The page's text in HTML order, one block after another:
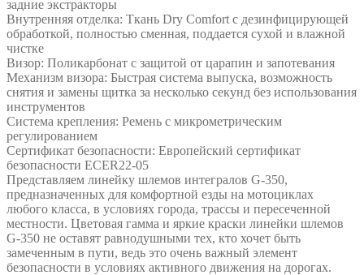
задние экстракторы
Внутренняя отделка: Ткань Dry Comfort с дезинфицирующей
обработкой, полностью сменная, поддается сухой и влажной
чистке
Визор: Поликарбонат с защитой от царапин и запотевания
Механизм визора: Быстрая система выпуска, возможность
снятия и замены щитка за несколько секунд без использования
инструментов
Система крепления: Ремень с микрометрическим
регулированием
Сертификат безопасности: Европейский сертификат
безопасности ECER22-05
Представляем линейку шлемов интегралов G-350,
предназначенных для комфортной езды на мотоциклах
любого класса, в условиях города, трассы и пересеченной
местности. Цветовая гамма и яркие краски линейки шлемов
G-350 не оставят равнодушными тех, кто хочет быть
замеченным в пути, ведь это очень важный элемент
безопасности в условиях активного движения на дорогах.